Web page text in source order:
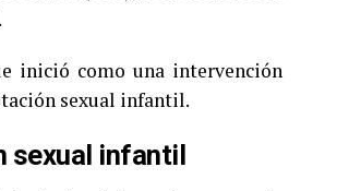
inició como una intervención
sexual infantil.
sexual infantil